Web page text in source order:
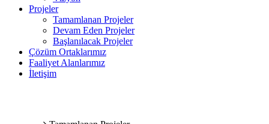
Projeler
Tamamlanan Projeler
Devam Eden Projeler
Başlanılacak Projeler
Çözüm Ortaklarımız
Faaliyet Alanlarımız
İletişim